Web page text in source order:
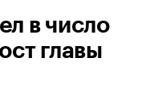
в число
главы